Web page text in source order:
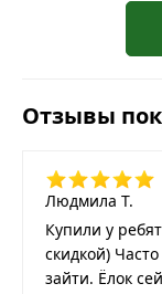
Отзывы
Людмила Т.
Купили у
скидкой)
зайти. Ёлок